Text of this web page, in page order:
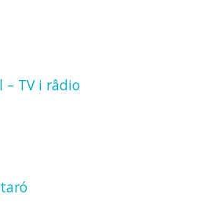
– TV i râdio